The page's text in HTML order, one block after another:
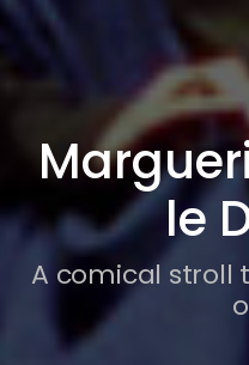
le
A comical stroll